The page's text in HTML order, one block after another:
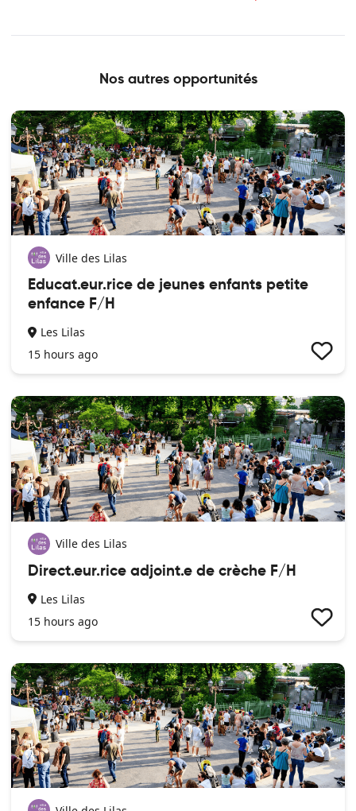
Nos autres opportunités
Ville des Lilas
Educat.eur.rice de jeunes enfants petite
enfance F/H
Les Lilas
15 hours ago
Ville des Lilas
Direct.eur.rice adjoint.e de crèche F/H
Les Lilas
15 hours ago